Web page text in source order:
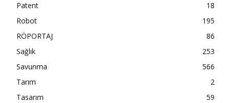
Patent
18
Robot
195
RÖPORTAJ
86
Sağlık
253
Savunma
566
Tarım
2
Tasarım
59